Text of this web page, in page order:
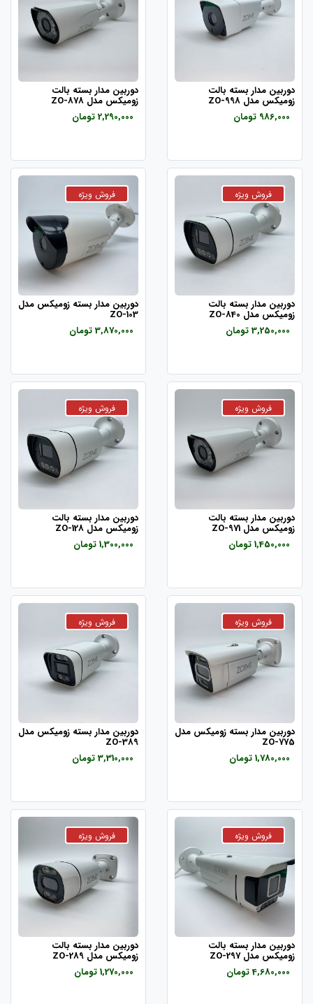
دوربین مدار بسته بالت
زومیکس مدل ZO-998
986,000 تومان
دوربین مدار بسته بالت
زومیکس مدل ZO-878
2,290,000 تومان
دوربین مدار بسته بالت
زومیکس مدل ZO-840
3,250,000 تومان
دوربین مدار بسته زومیکس مدل
ZO-103
3,870,000 تومان
دوربین مدار بسته بالت
زومیکس مدل ZO-971
1,450,000 تومان
دوربین مدار بسته بالت
زومیکس مدل ZO-128
1,300,000 تومان
دوربین مدار بسته زومیکس مدل
ZO-775
1,780,000 تومان
دوربین مدار بسته زومیکس مدل
ZO-389
3,310,000 تومان
دوربین مدار بسته بالت
زومیکس مدل ZO-297
4,680,000 تومان
دوربین مدار بسته بالت
زومیکس مدل ZO-289
1,270,000 تومان